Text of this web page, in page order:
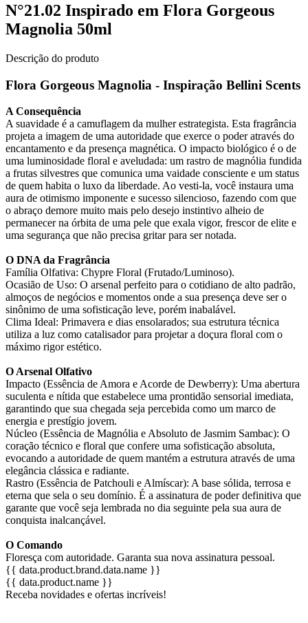
N°21.02 Inspirado em Flora Gorgeous
Magnolia 50ml
Descrição do produto
Flora Gorgeous Magnolia - Inspiração Bellini Scents
A Consequência
A suavidade é a camuflagem da mulher estrategista. Esta fragrância
projeta a imagem de uma autoridade que exerce o poder através do
encantamento e da presença magnética. O impacto biológico é o de
uma luminosidade floral e aveludada: um rastro de magnólia fundida
a frutas silvestres que comunica uma vaidade consciente e um status
de quem habita o luxo da liberdade. Ao vesti-la, você instaura uma
aura de otimismo imponente e sucesso silencioso, fazendo com que
o abraço demore muito mais pelo desejo instintivo alheio de
permanecer na órbita de uma pele que exala vigor, frescor de elite e
uma segurança que não precisa gritar para ser notada.
O DNA da Fragrância
Família Olfativa: Chypre Floral (Frutado/Luminoso).
Ocasião de Uso: O arsenal perfeito para o cotidiano de alto padrão,
almoços de negócios e momentos onde a sua presença deve ser o
sinônimo de uma sofisticação leve, porém inabalável.
Clima Ideal: Primavera e dias ensolarados; sua estrutura técnica
utiliza a luz como catalisador para projetar a doçura floral com o
máximo rigor estético.
O Arsenal Olfativo
Impacto (Essência de Amora e Acorde de Dewberry): Uma abertura
suculenta e nítida que estabelece uma prontidão sensorial imediata,
garantindo que sua chegada seja percebida como um marco de
energia e prestígio jovem.
Núcleo (Essência de Magnólia e Absoluto de Jasmim Sambac): O
coração técnico e floral que confere uma sofisticação absoluta,
evocando a autoridade de quem mantém a estrutura através de uma
elegância clássica e radiante.
Rastro (Essência de Patchouli e Almíscar): A base sólida, terrosa e
eterna que sela o seu domínio. É a assinatura de poder definitiva que
garante que você seja lembrada no dia seguinte pela sua aura de
conquista inalcançável.
O Comando
Floresça com autoridade. Garanta sua nova assinatura pessoal.
{{ data.product.brand.data.name }}
{{ data.product.name }}
Receba novidades e ofertas incríveis!